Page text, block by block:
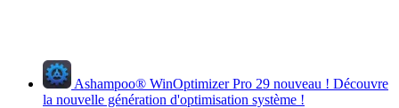
Ashampoo® WinOptimizer Pro 29 nouveau ! Découvre
la nouvelle génération d'optimisation système !